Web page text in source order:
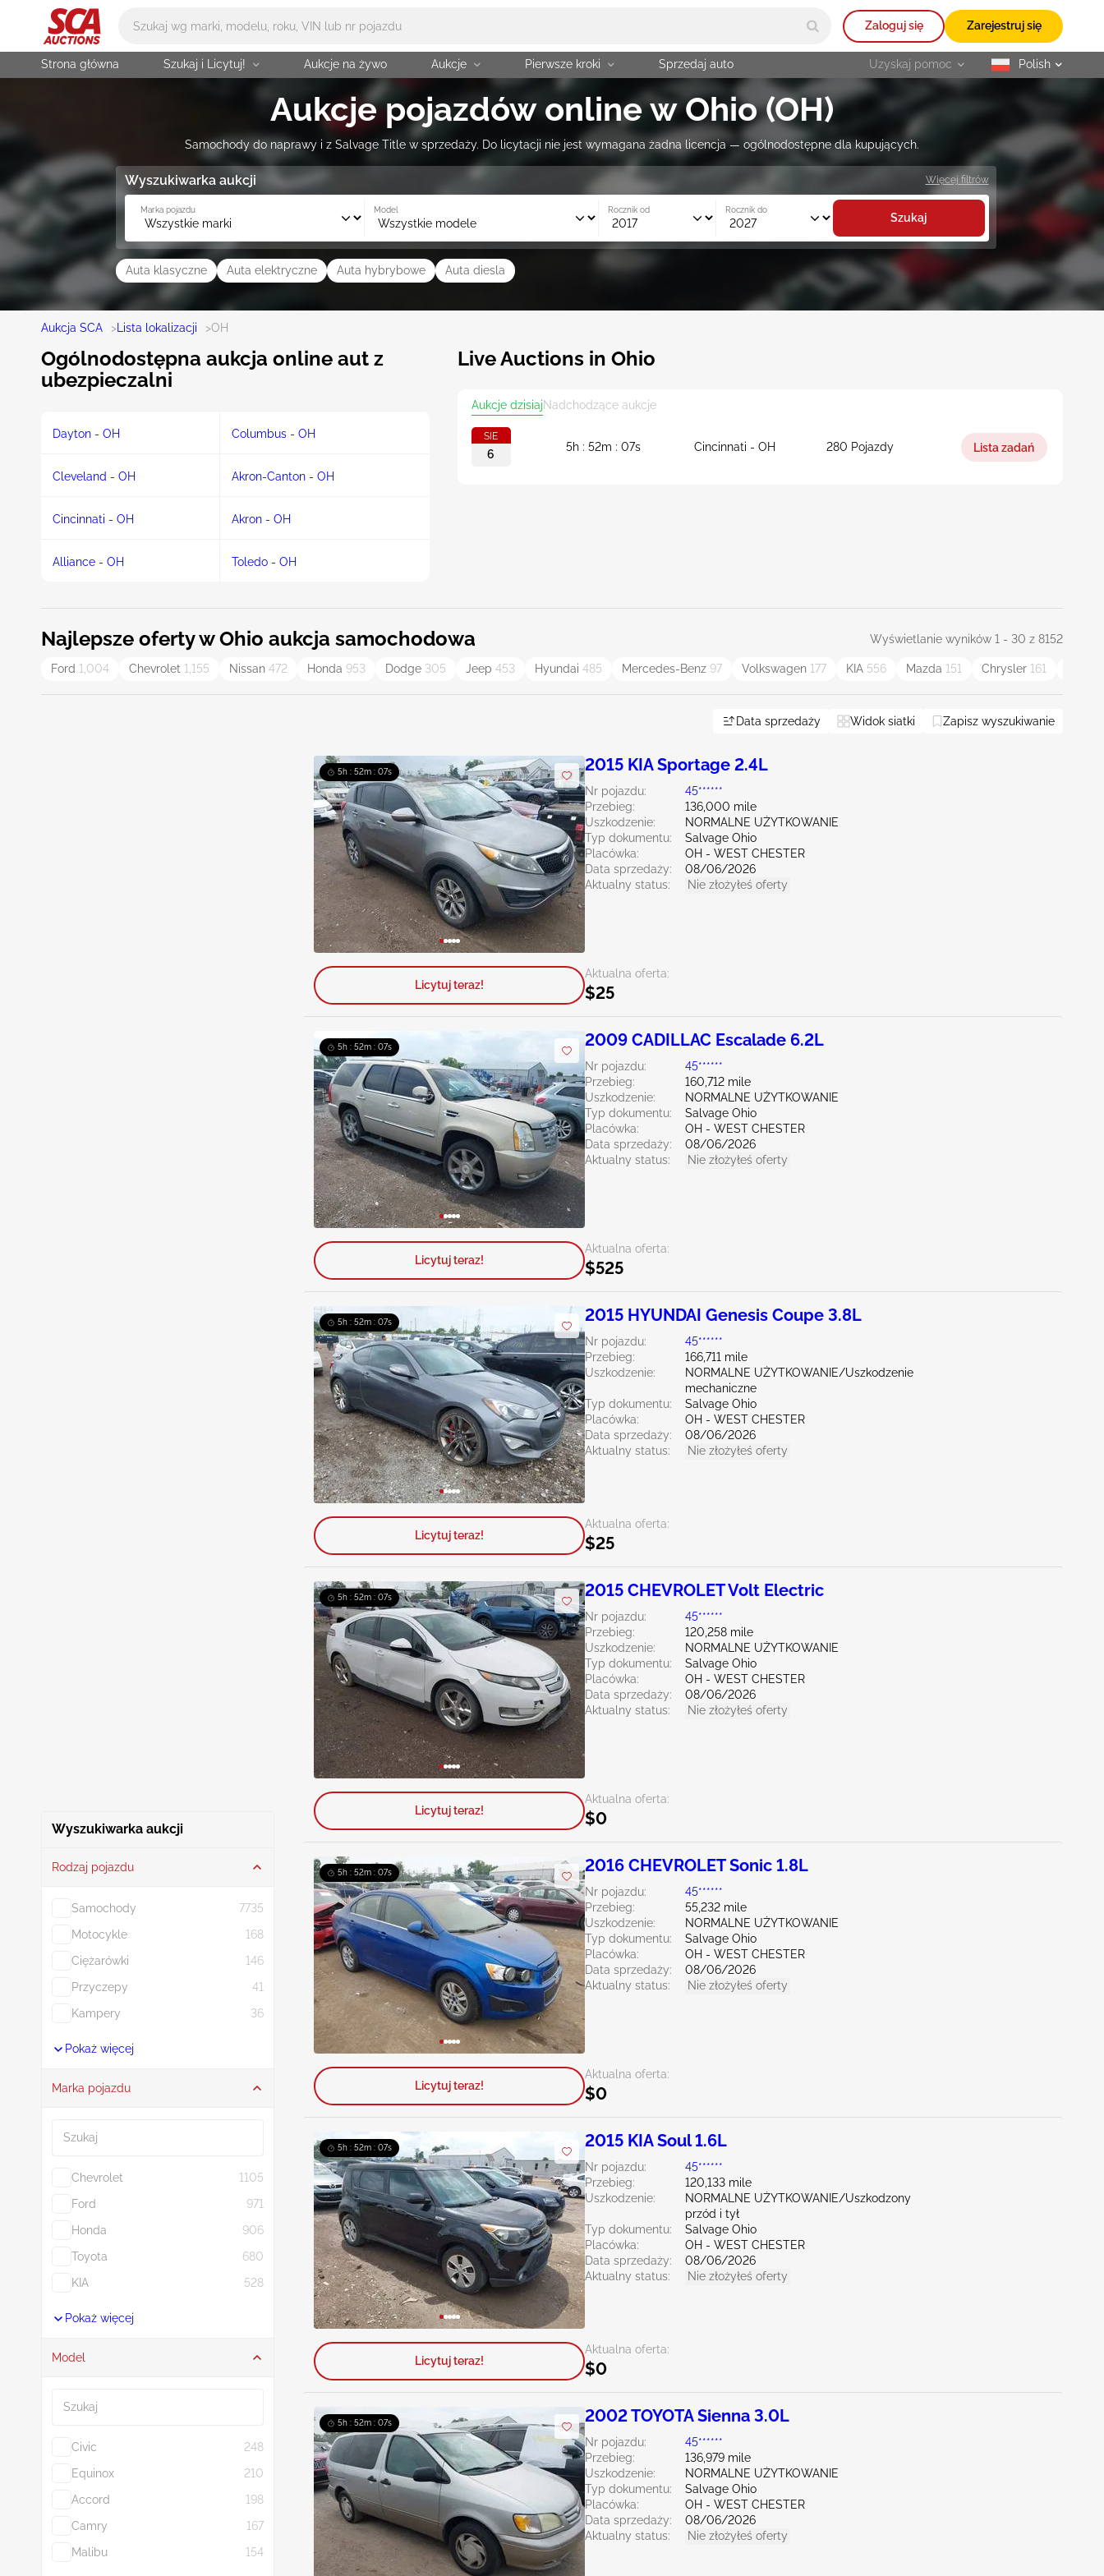
Zaloguj się Zarejestruj się
Strona główna Szukaj i Licytuj! Aukcje na żywo Aukcje Pierwsze kroki Sprzedaj auto Uzyskaj pomoc selected
Polish
Aukcje pojazdów online w Ohio (OH)
Samochody do naprawy i z Salvage Title w sprzedaży. Do licytacji nie jest wymagana żadna licencja — ogólnodostępne dla kupujących.
Wyszukiwarka aukcji
Marka pojazdu Model Rocznik od Rocznik do
Szukaj
Więcej filtrów
Auta klasyczne Auta elektryczne Auta hybrybowe Auta diesla
Aukcja SCA > Lista lokalizacji >OH
Ogólnodostępna aukcja online aut z
ubezpieczalni
Dayton - OH Columbus - OH
Cleveland - OH Akron-Canton - OH
Cincinnati - OH Akron - OH
Alliance - OH Toledo - OH
Live Auctions in Ohio
Aukcje dzisiajNadchodzące aukcje
SIE
6
5h : 52m : 06s Cincinnati - OH 280 Pojazdy Lista zadań
Najlepsze oferty w Ohio aukcja samochodowa Wyświetlanie wyników 1 - 30 z 8152
Ford 1,004 Chevrolet 1,155 Nissan 472 Honda 953 Dodge 305 Jeep 453 Hyundai 485 Mercedes-Benz 97 Volkswagen 177 KIA 556 Mazda 151 Chrysler 161
Wyszukiwarka aukcji
Rodzaj pojazdu
Samochody
7735
Motocykle
168
Ciężarówki
146
Przyczepy
41
Kampery
36
Pokaż więcej
Marka pojazdu
Chevrolet
1105
Ford
971
Honda
906
Toyota
680
KIA
528
Pokaż więcej
Model
Civic
248
Equinox
210
Accord
198
Camry
167
Malibu
154
Data sprzedaży Widok siatki Zapisz wyszukiwanie
5h : 52m : 06s 2015 KIA Sportage 2.4L
Nr pojazdu:
45******
Przebieg:
136,000 mile
Uszkodzenie:
NORMALNE UŻYTKOWANIE
Typ dokumentu:
Salvage Ohio
Placówka:
OH - WEST CHESTER
Data sprzedaży:
08/06/2026
Aktualny status:
Nie złożyłeś oferty
Aktualna oferta:
$25
Licytuj teraz!
5h : 52m : 06s 2009 CADILLAC Escalade 6.2L
Nr pojazdu:
45******
Przebieg:
160,712 mile
Uszkodzenie:
NORMALNE UŻYTKOWANIE
Typ dokumentu:
Salvage Ohio
Placówka:
OH - WEST CHESTER
Data sprzedaży:
08/06/2026
Aktualny status:
Nie złożyłeś oferty
Aktualna oferta:
$525
Licytuj teraz!
5h : 52m : 06s 2015 HYUNDAI Genesis Coupe 3.8L
Nr pojazdu:
45******
Przebieg:
166,711 mile
Uszkodzenie:
NORMALNE UŻYTKOWANIE/Uszkodzenie
mechaniczne
Typ dokumentu:
Salvage Ohio
Placówka:
OH - WEST CHESTER
Data sprzedaży:
08/06/2026
Aktualny status:
Nie złożyłeś oferty
Aktualna oferta:
$25
Licytuj teraz!
5h : 52m : 06s 2015 CHEVROLET Volt Electric
Nr pojazdu:
45******
Przebieg:
120,258 mile
Uszkodzenie:
NORMALNE UŻYTKOWANIE
Typ dokumentu:
Salvage Ohio
Placówka:
OH - WEST CHESTER
Data sprzedaży:
08/06/2026
Aktualny status:
Nie złożyłeś oferty
Aktualna oferta:
$0
Licytuj teraz!
5h : 52m : 06s 2016 CHEVROLET Sonic 1.8L
Nr pojazdu:
45******
Przebieg:
55,232 mile
Uszkodzenie:
NORMALNE UŻYTKOWANIE
Typ dokumentu:
Salvage Ohio
Placówka:
OH - WEST CHESTER
Data sprzedaży:
08/06/2026
Aktualny status:
Nie złożyłeś oferty
Aktualna oferta:
$0
Licytuj teraz!
5h : 52m : 06s 2015 KIA Soul 1.6L
Nr pojazdu:
45******
Przebieg:
120,133 mile
Uszkodzenie:
NORMALNE UŻYTKOWANIE/Uszkodzony
przód i tył
Typ dokumentu:
Salvage Ohio
Placówka:
OH - WEST CHESTER
Data sprzedaży:
08/06/2026
Aktualny status:
Nie złożyłeś oferty
Aktualna oferta:
$0
Licytuj teraz!
5h : 52m : 06s 2002 TOYOTA Sienna 3.0L
Nr pojazdu:
45******
Przebieg:
136,979 mile
Uszkodzenie:
NORMALNE UŻYTKOWANIE
Typ dokumentu:
Salvage Ohio
Placówka:
OH - WEST CHESTER
Data sprzedaży:
08/06/2026
Aktualny status:
Nie złożyłeś oferty